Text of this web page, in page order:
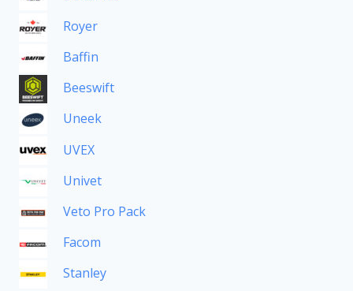
Royer
Baffin
Beeswift
Uneek
UVEX
Univet
Veto Pro Pack
Facom
Stanley